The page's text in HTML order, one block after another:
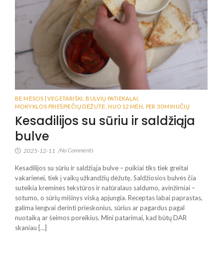
BE MĖSOS | VEGETARIŠKI BULVIŲ PATIEKALAI
MOKYKLOS PRIEŠPIEČIŲ DĖŽUTĖ NUO 12 MĖN PER 30 MINUČIŲ
Kesadilijos su sūriu ir saldžiąja
bulve
2025-12-11 /No Comments
Kesadilijos su sūriu ir saldžiąja bulve – puikiai tiks tiek greitai
vakarienei, tiek į vaikų užkandžių dėžutę. Saldžiosios bulvės čia
suteikia kreminės tekstūros ir natūralaus saldumo, avinžirniai –
sotumo, o sūrių mišinys viską apjungia. Receptas labai paprastas,
galima lengvai derinti prieskonius, sūrius ar pagardus pagal
nuotaiką ar šeimos poreikius. Mini patarimai, kad būtų DAR
skaniau […]